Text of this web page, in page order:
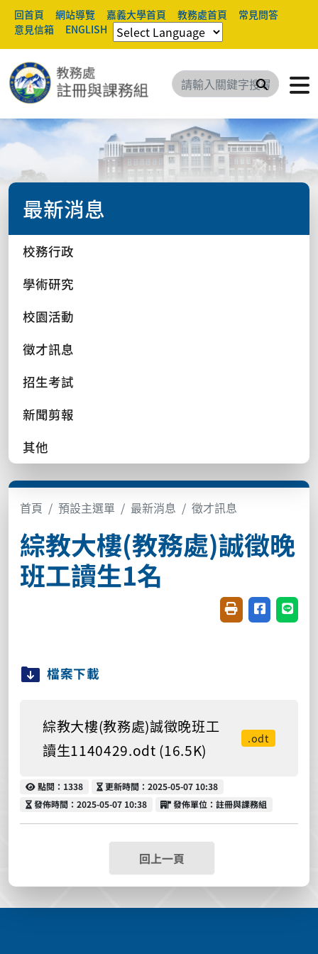
回首頁 網站導覽 嘉義大學首頁 教務處首頁
常見問答
意見信箱
ENGLISH
搜尋
最新消息
校務行政
學術研究
校園活動
徵才訊息
招生考試
新聞剪報
其他
首頁 預設主選單 最新消息 徵才訊息
綜教大樓(教務處)誠徵晚
班工讀生1名
友善列印(開新視
分享至臉書
分享
檔案下載
綜教大樓(教務處)誠徵晚班工
讀生1140429.odt (16.5K)
.odt
點閱
點閱：1338 更新時間
更新時間：2025-05-07 10:38
發佈時間
發佈時間：2025-05-07 10:38 發佈單位
發佈單位：註冊與課務組
回上一頁